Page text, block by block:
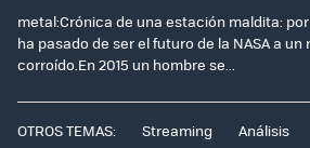
metal:Crónica de una estación maldita:
ha pasado de ser el futuro de la NASA a
corroído.En 2015 un hombre se...
OTROS TEMAS: Streaming Análisis